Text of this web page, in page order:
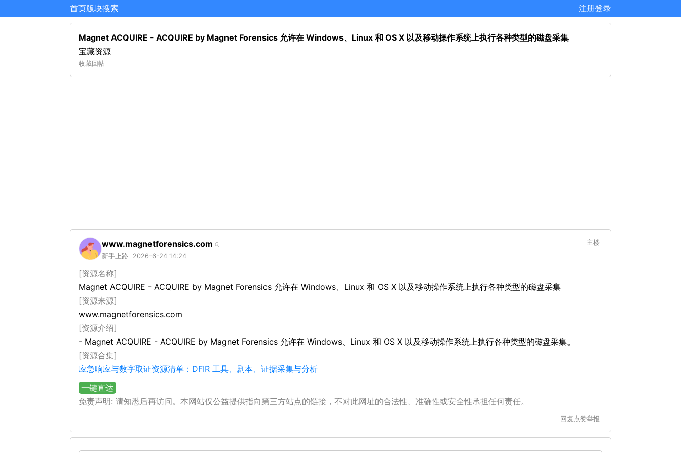
首页版块搜索 注册登录
Magnet ACQUIRE - ACQUIRE by Magnet Forensics 允许在 Windows、Linux 和 OS X 以及移动操作系统上执行各种类型的磁盘采集
宝藏资源
收藏回帖
www.magnetforensics.com
新手上路 2026-6-24 14:24
主楼
[资源名称]
Magnet ACQUIRE - ACQUIRE by Magnet Forensics 允许在 Windows、Linux 和 OS X 以及移动操作系统上执行各种类型的磁盘采集
[资源来源]
www.magnetforensics.com
[资源介绍]
- Magnet ACQUIRE - ACQUIRE by Magnet Forensics 允许在 Windows、Linux 和 OS X 以及移动操作系统上执行各种类型的磁盘采集。
[资源合集]
应急响应与数字取证资源清单：DFIR 工具、剧本、证据采集与分析
一键直达
免责声明: 请知悉后再访问。本网站仅公益提供指向第三方站点的链接，不对此网址的合法性、准确性或安全性承担任何责任。
回复 点赞举报